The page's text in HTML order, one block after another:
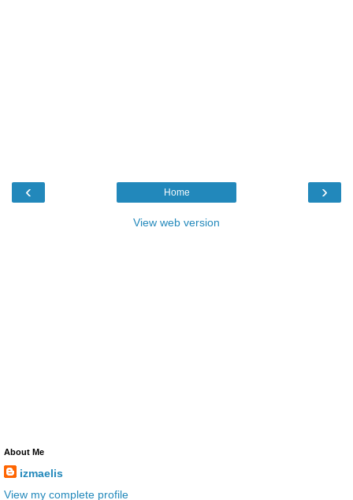
‹ ›
Home
View web version
About Me
izmaelis
View my complete profile